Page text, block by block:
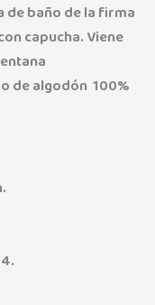
de baño de la firma
capucha. Viene
de algodón 100%